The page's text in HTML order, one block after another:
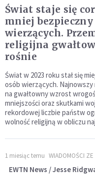
Świat staje się
mniej bezpieczny
wierzących.
religijna
rośnie
Świat w 2023 roku stał się
osób wierzących.
na gwałtowny wzrost
mniejszości oraz skutkami
rekordowej liczbie państw
wolność religijną w obliczu
1 miesiąc temu WIADOMOŚCI ZE
EWTN News / Jesse